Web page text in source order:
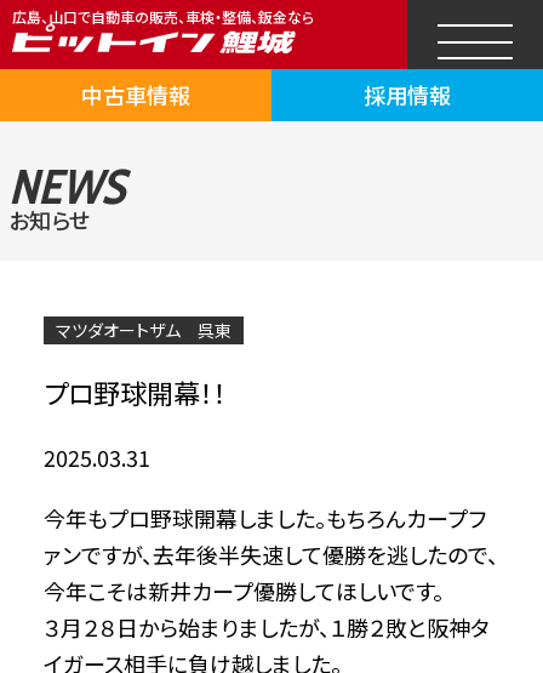
広島、山口で自動車の販売、車検・整備、鈑金なら
中古車情報 採用情報
NEWS
お知らせ
マツダオートザム 呉東
プロ野球開幕！！
2025.03.31
今年もプロ野球開幕しました。もちろんカープフ
ァンですが、去年後半失速して優勝を逃したので、
今年こそは新井カープ優勝してほしいです。
３月２８日から始まりましたが、１勝２敗と阪神タ
イガース相手に負け越しました。